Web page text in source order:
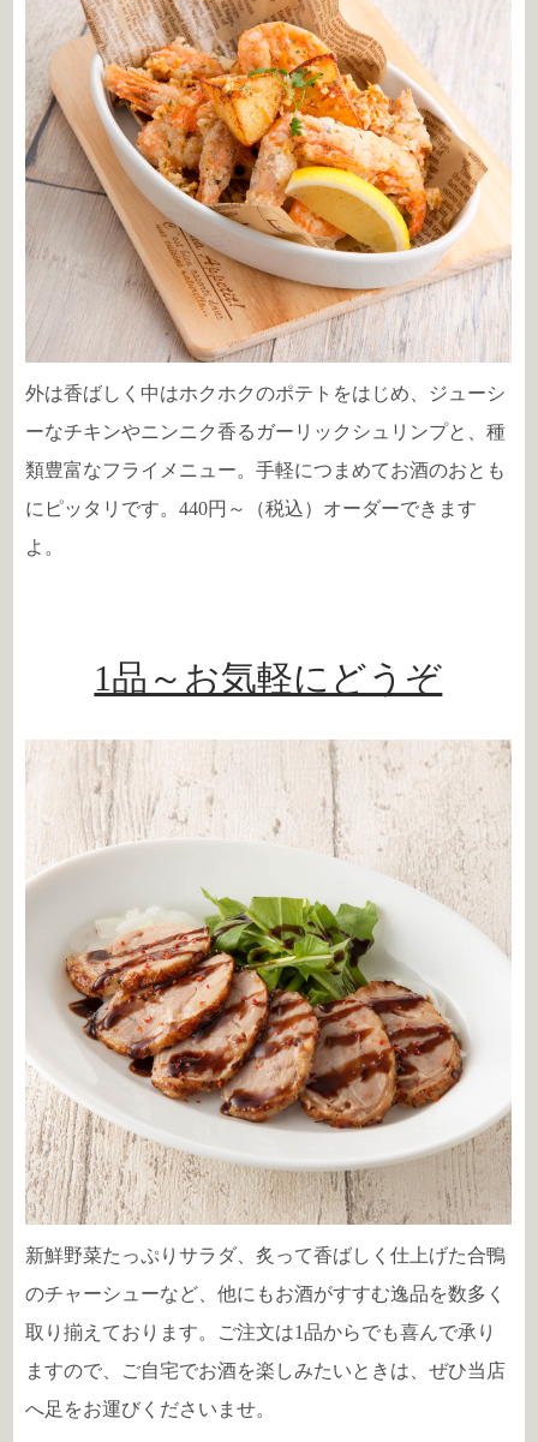
外は香ばしく中はホクホクのポテトをはじめ、ジューシ
ーなチキンやニンニク香るガーリックシュリンプと、種
類豊富なフライメニュー。手軽につまめてお酒のおとも
にピッタリです。440円～（税込）オーダーできます
よ。
1品～お気軽にどうぞ
新鮮野菜たっぷりサラダ、炙って香ばしく仕上げた合鴨
のチャーシューなど、他にもお酒がすすむ逸品を数多く
取り揃えております。ご注文は1品からでも喜んで承り
ますので、ご自宅でお酒を楽しみたいときは、ぜひ当店
へ足をお運びくださいませ。